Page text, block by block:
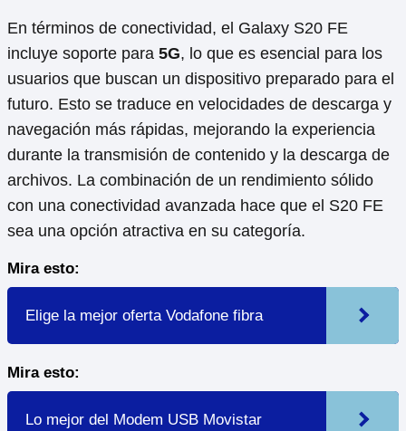
En términos de conectividad, el Galaxy S20 FE
incluye soporte para 5G, lo que es esencial para los
usuarios que buscan un dispositivo preparado para el
futuro. Esto se traduce en velocidades de descarga y
navegación más rápidas, mejorando la experiencia
durante la transmisión de contenido y la descarga de
archivos. La combinación de un rendimiento sólido
con una conectividad avanzada hace que el S20 FE
sea una opción atractiva en su categoría.
Mira esto:
Elige la mejor oferta Vodafone fibra
Mira esto:
Lo mejor del Modem USB Movistar